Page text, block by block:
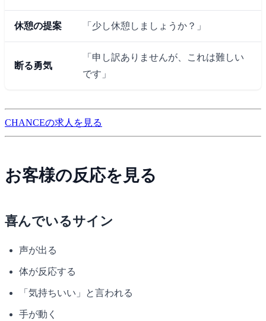
休憩の提案 「少し休憩しましょうか？」
断る勇気
「申し訳ありませんが、これは難しい
です」
CHANCEの求人を見る
お客様の反応を見る
喜んでいるサイン
声が出る
体が反応する
「気持ちいい」と言われる
手が動く